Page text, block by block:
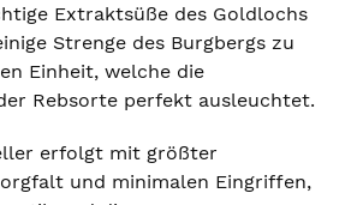
Extraktsüße des Goldlochs
Strenge des Burgbergs zu
Einheit, welche die
Rebsorte perfekt ausleuchtet.
erfolgt mit größter
und minimalen Eingriffen,